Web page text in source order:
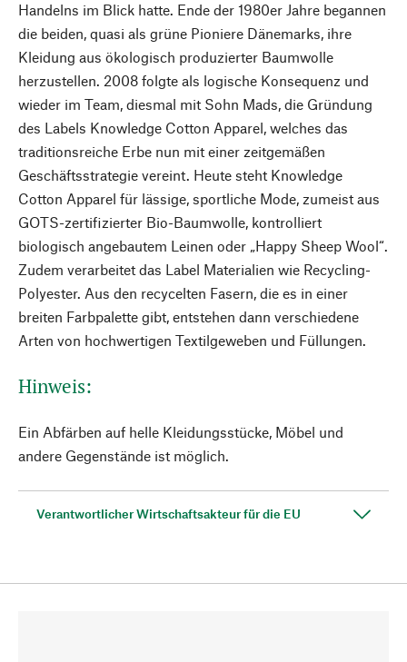
Handelns im Blick hatte. Ende der 1980er Jahre begannen
die beiden, quasi als grüne Pioniere Dänemarks, ihre
Kleidung aus ökologisch produzierter Baumwolle
herzustellen. 2008 folgte als logische Konsequenz und
wieder im Team, diesmal mit Sohn Mads, die Gründung
des Labels Knowledge Cotton Apparel, welches das
traditionsreiche Erbe nun mit einer zeitgemäßen
Geschäftsstrategie vereint. Heute steht Knowledge
Cotton Apparel für lässige, sportliche Mode, zumeist aus
GOTS-zertifizierter Bio-Baumwolle, kontrolliert
biologisch angebautem Leinen oder „Happy Sheep Wool“.
Zudem verarbeitet das Label Materialien wie Recycling-
Polyester. Aus den recycelten Fasern, die es in einer
breiten Farbpalette gibt, entstehen dann verschiedene
Arten von hochwertigen Textilgeweben und Füllungen.
Hinweis:
Ein Abfärben auf helle Kleidungsstücke, Möbel und
andere Gegenstände ist möglich.
Verantwortlicher Wirtschaftsakteur für die EU